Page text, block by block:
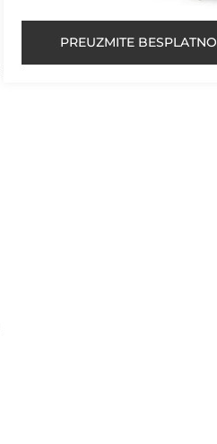
PREUZMITE BESPLATNO